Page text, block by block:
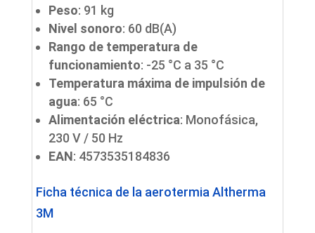
Peso: 91 kg
Nivel sonoro: 60 dB(A)
Rango de temperatura de
funcionamiento: -25 °C a 35 °C
Temperatura máxima de impulsión de
agua: 65 °C
Alimentación eléctrica: Monofásica,
230 V / 50 Hz
EAN: 4573535184836
Ficha técnica de la aerotermia Altherma
3M